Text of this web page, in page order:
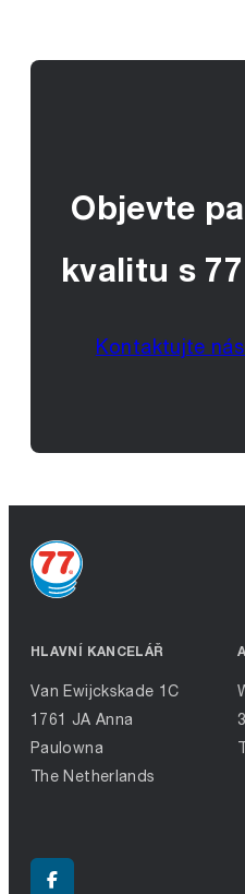
Objevte
kvalitu s
Kontaktujte nás
HLAVNÍ KANCELÁŘ
Van Ewijckskade 1C
1761 JA Anna
Paulowna
The Netherlands